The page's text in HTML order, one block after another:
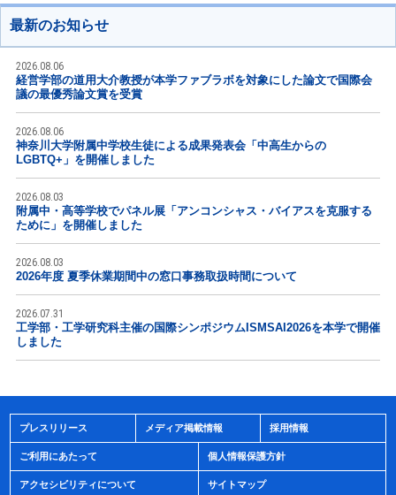
最新のお知らせ
2026.08.06
経営学部の道用大介教授が本学ファブラボを対象にした論文で国際会
議の最優秀論文賞を受賞
2026.08.06
神奈川大学附属中学校生徒による成果発表会「中高生からの
LGBTQ+」を開催しました
2026.08.03
附属中・高等学校でパネル展「アンコンシャス・バイアスを克服する
ために」を開催しました
2026.08.03
2026年度 夏季休業期間中の窓口事務取扱時間について
2026.07.31
工学部・工学研究科主催の国際シンポジウムISMSAI2026を本学で開催
しました
プレスリリース メディア掲載情報 採用情報
ご利用にあたって 個人情報保護方針
アクセシビリティについて サイトマップ